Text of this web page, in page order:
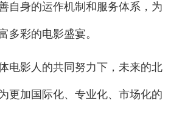
自身的运作机制和服务体系，为
多彩的电影盛宴。
电影人的共同努力下，未来的北
更加国际化、专业化、市场化的